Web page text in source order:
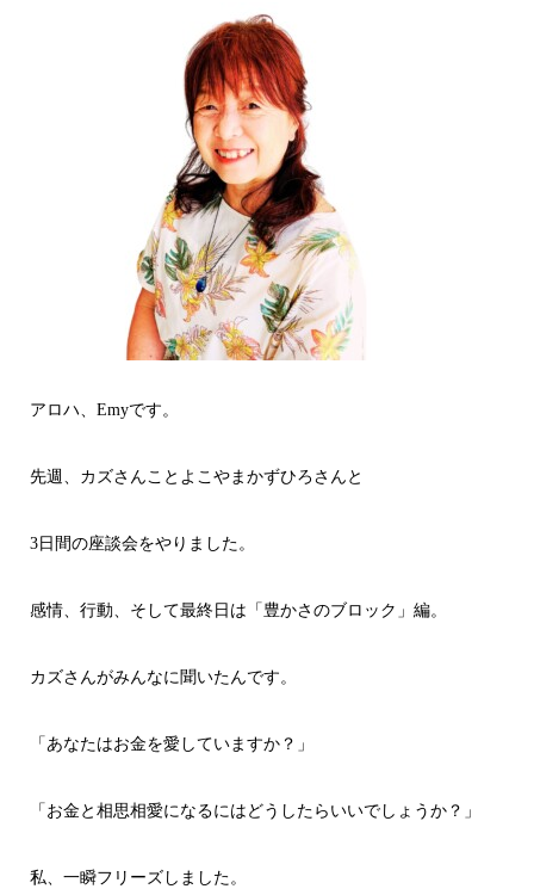
アロハ、Emyです。
先週、カズさんことよこやまかずひろさんと
3日間の座談会をやりました。
感情、行動、そして最終日は「豊かさのブロック」編。
カズさんがみんなに聞いたんです。
「あなたはお金を愛していますか？」
「お金と相思相愛になるにはどうしたらいいでしょうか？」
私、一瞬フリーズしました。